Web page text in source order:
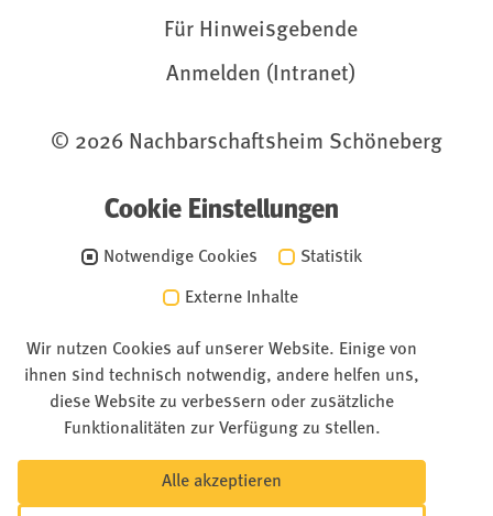
Für Hinweisgebende
Anmelden (Intranet)
© 2026 Nachbarschaftsheim Schöneberg
Cookie Einstellungen
Notwendige Cookies Statistik
Externe Inhalte
Wir nutzen Cookies auf unserer Website. Einige von
ihnen sind technisch notwendig, andere helfen uns,
diese Website zu verbessern oder zusätzliche
Funktionalitäten zur Verfügung zu stellen.
Alle akzeptieren